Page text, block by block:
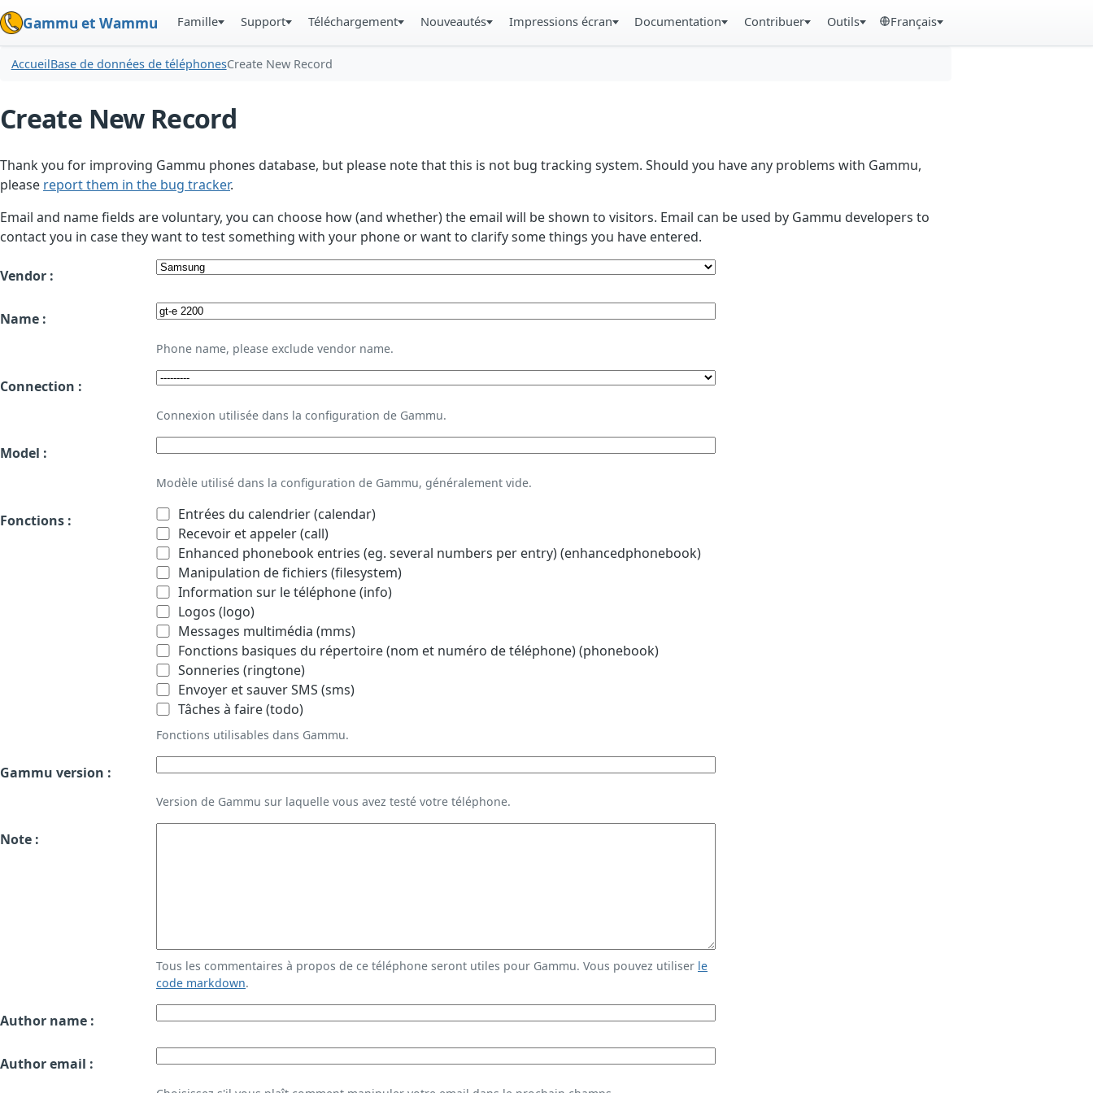
Gammu et Wammu Famille Support Téléchargement Nouveautés Impressions écran Documentation Contribuer Outils Français
AccueilBase de données de téléphonesCreate New Record
Create New Record
Thank you for improving Gammu phones database, but please note that this is not bug tracking system. Should you have any problems with Gammu,
please report them in the bug tracker.
Email and name fields are voluntary, you can choose how (and whether) the email will be shown to visitors. Email can be used by Gammu developers to
contact you in case they want to test something with your phone or want to clarify some things you have entered.
Vendor :
Name :
Phone name, please exclude vendor name.
Connection :
Connexion utilisée dans la configuration de Gammu.
Model :
Modèle utilisé dans la configuration de Gammu, généralement vide.
Fonctions :
Entrées du calendrier (calendar)
Recevoir et appeler (call)
Enhanced phonebook entries (eg. several numbers per entry) (enhancedphonebook)
Manipulation de fichiers (filesystem)
Information sur le téléphone (info)
Logos (logo)
Messages multimédia (mms)
Fonctions basiques du répertoire (nom et numéro de téléphone) (phonebook)
Sonneries (ringtone)
Envoyer et sauver SMS (sms)
Tâches à faire (todo)
Fonctions utilisables dans Gammu.
Gammu version :
Version de Gammu sur laquelle vous avez testé votre téléphone.
Note :
Tous les commentaires à propos de ce téléphone seront utiles pour Gammu. Vous pouvez utiliser le
code markdown.
Author name :
Author email :